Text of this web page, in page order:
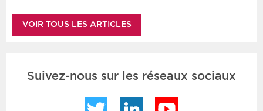
VOIR TOUS LES ARTICLES
Suivez-nous sur les réseaux sociaux
Twitter LinkedIn